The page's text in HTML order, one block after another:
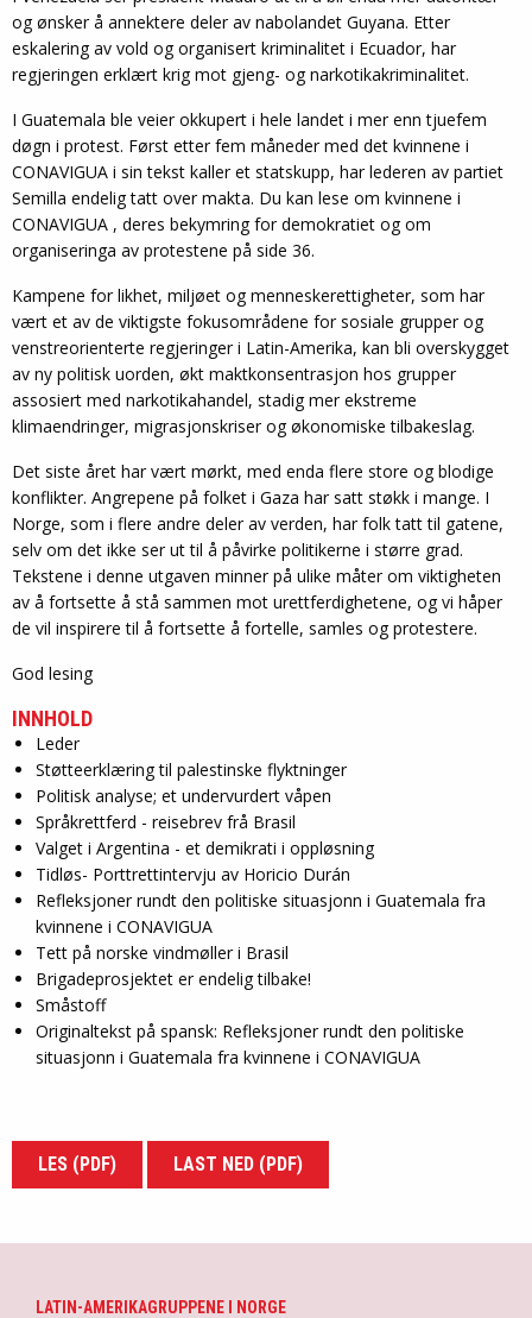
og ønsker å annektere deler av nabolandet Guyana. Etter
eskalering av vold og organisert kriminalitet i Ecuador, har
regjeringen erklært krig mot gjeng- og narkotikakriminalitet.
I Guatemala ble veier okkupert i hele landet i mer enn tjuefem
døgn i protest. Først etter fem måneder med det kvinnene i
CONAVIGUA i sin tekst kaller et statskupp, har lederen av partiet
Semilla endelig tatt over makta. Du kan lese om kvinnene i
CONAVIGUA , deres bekymring for demokratiet og om
organiseringa av protestene på side 36.
Kampene for likhet, miljøet og menneskerettigheter, som har
vært et av de viktigste fokusområdene for sosiale grupper og
venstreorienterte regjeringer i Latin-Amerika, kan bli overskygget
av ny politisk uorden, økt maktkonsentrasjon hos grupper
assosiert med narkotikahandel, stadig mer ekstreme
klimaendringer, migrasjonskriser og økonomiske tilbakeslag.
Det siste året har vært mørkt, med enda flere store og blodige
konflikter. Angrepene på folket i Gaza har satt støkk i mange. I
Norge, som i flere andre deler av verden, har folk tatt til gatene,
selv om det ikke ser ut til å påvirke politikerne i større grad.
Tekstene i denne utgaven minner på ulike måter om viktigheten
av å fortsette å stå sammen mot urettferdighetene, og vi håper
de vil inspirere til å fortsette å fortelle, samles og protestere.
God lesing
INNHOLD
Leder
Støtteerklæring til palestinske flyktninger
Politisk analyse; et undervurdert våpen
Språkrettferd - reisebrev frå Brasil
Valget i Argentina - et demikrati i oppløsning
Tidløs- Porttrettintervju av Horicio Durán
Refleksjoner rundt den politiske situasjonn i Guatemala fra
kvinnene i CONAVIGUA
Tett på norske vindmøller i Brasil
Brigadeprosjektet er endelig tilbake!
Småstoff
Originaltekst på spansk: Refleksjoner rundt den politiske
situasjonn i Guatemala fra kvinnene i CONAVIGUA
LES (PDF) LAST NED (PDF)
LATIN-AMERIKAGRUPPENE I NORGE